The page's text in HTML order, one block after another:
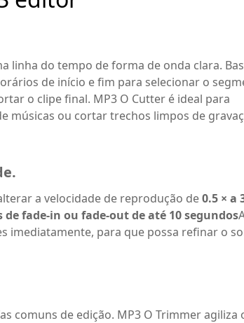
linha do tempo de forma de onda clara.
de início e fim para selecionar o
o clipe final. MP3 O Cutter é ideal para
músicas ou cortar trechos limpos de
a velocidade de reprodução de0.5 × a
de fade-in ou fade-out de até 10 segundos
imediatamente, para que possa refinar o
comuns de edição. MP3 O Trimmer agiliza